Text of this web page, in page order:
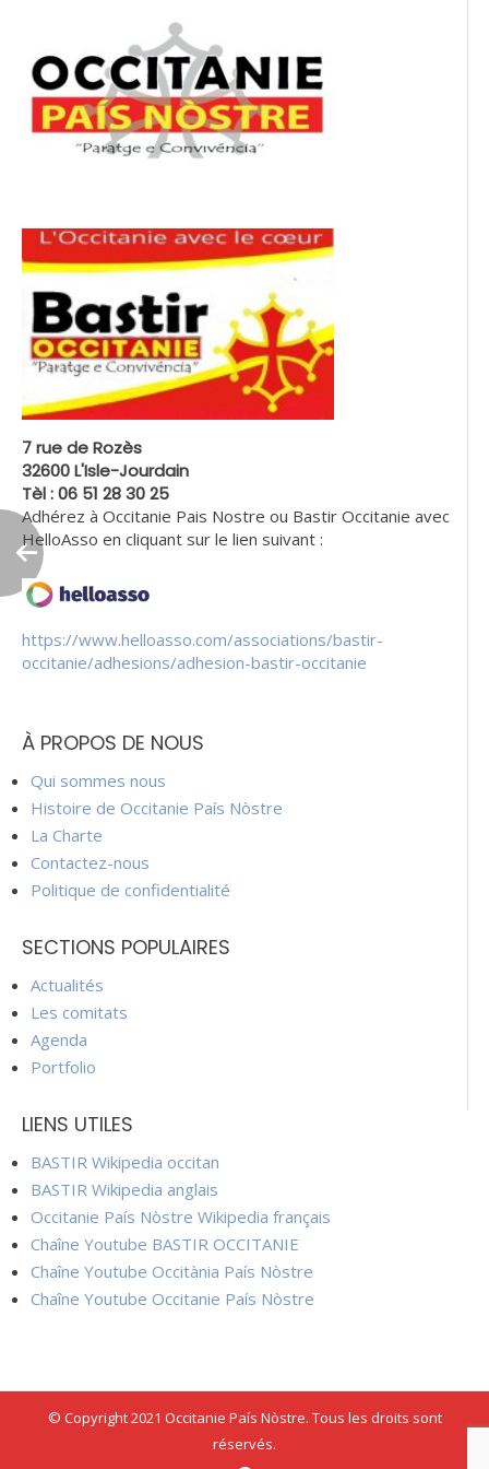
7 rue de Rozès
32600 L'Isle-Jourdain
Tèl : 06 51 28 30 25
Adhérez à Occitanie Pais Nostre ou Bastir Occitanie avec
HelloAsso en cliquant sur le lien suivant :
https://www.helloasso.com/associations/bastir-
occitanie/adhesions/adhesion-bastir-occitanie
À PROPOS DE NOUS
Qui sommes nous
Histoire de Occitanie País Nòstre
La Charte
Contactez-nous
Politique de confidentialité
SECTIONS POPULAIRES
Actualités
Les comitats
Agenda
Portfolio
LIENS UTILES
BASTIR Wikipedia occitan
BASTIR Wikipedia anglais
Occitanie País Nòstre Wikipedia français
Chaîne Youtube BASTIR OCCITANIE
Chaîne Youtube Occitània País Nòstre
Chaîne Youtube Occitanie País Nòstre
© Copyright 2021 Occitanie País Nòstre. Tous les droits sont
réservés.